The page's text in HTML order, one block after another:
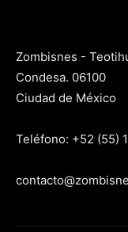
Zombisnes -
Condesa. 06100
Ciudad de México
Teléfono: +52 (55)